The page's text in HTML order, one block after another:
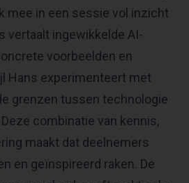
mee in een sessie vol inzicht
vertaalt ingewikkelde AI-
voorbeelden en
Hans experimenteert met
grenzen tussen technologie
combinatie van kennis,
maakt dat deelnemers
en geïnspireerd raken. De